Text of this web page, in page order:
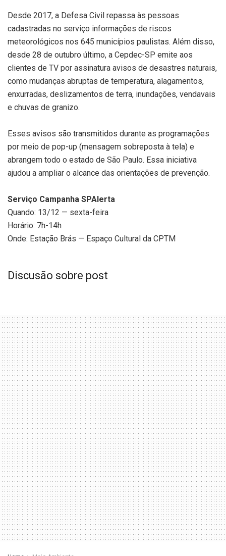
Desde 2017, a Defesa Civil repassa às pessoas
cadastradas no serviço informações de riscos
meteorológicos nos 645 municípios paulistas. Além disso,
desde 28 de outubro último, a Cepdec-SP emite aos
clientes de TV por assinatura avisos de desastres naturais,
como mudanças abruptas de temperatura, alagamentos,
enxurradas, deslizamentos de terra, inundações, vendavais
e chuvas de granizo.
Esses avisos são transmitidos durante as programações
por meio de pop-up (mensagem sobreposta à tela) e
abrangem todo o estado de São Paulo. Essa iniciativa
ajudou a ampliar o alcance das orientações de prevenção.
Serviço Campanha SPAlerta
Quando: 13/12 — sexta-feira
Horário: 7h-14h
Onde: Estação Brás — Espaço Cultural da CPTM
Discusão sobre post